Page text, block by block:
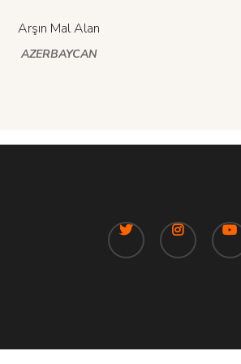
Arşın Mal Alan
AZERBAYCAN